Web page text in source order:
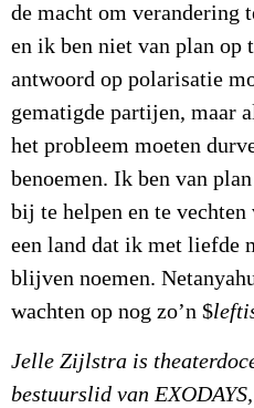
de macht om verandering
en ik ben niet van plan op
antwoord op polarisatie
gematigde partijen, maar
het probleem moeten
benoemen. Ik ben van
bij te helpen en te
een land dat ik met liefde
blijven noemen.
wachten op nog zo’n $
Jelle Zijlstra is
bestuurslid van